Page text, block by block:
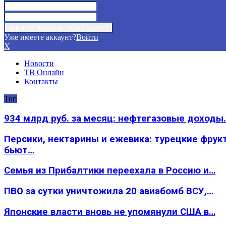
Уже имеете аккаунт?Войти
X
Новости
ТВ Онлайн
Контакты
Топ
934 млрд руб. за месяц: нефтегазовые
Персики, нектарины и ежевика: турецкие
бьют…
Семья из Прибалтики переехала в Россию и…
ПВО за сутки уничтожила 20 авиабомб ВСУ,…
Японские власти вновь не упомянули США в…